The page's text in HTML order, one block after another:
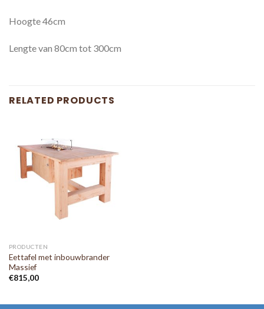
Hoogte 46cm
Lengte van 80cm tot 300cm
RELATED PRODUCTS
PRODUCTEN
Eettafel met inbouwbrander
Massief
€815,00